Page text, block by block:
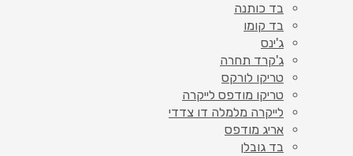
בד כותנה
בד קומו
ג'ינס
ג'קרד תחרה
טריקו לורקס
טריקו מודפס לייקרה
לייקרה מלמלה דו צדדי
אריג מודפס
בד גובלן